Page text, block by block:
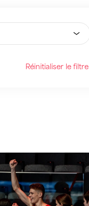
Réinitialiser le filtre